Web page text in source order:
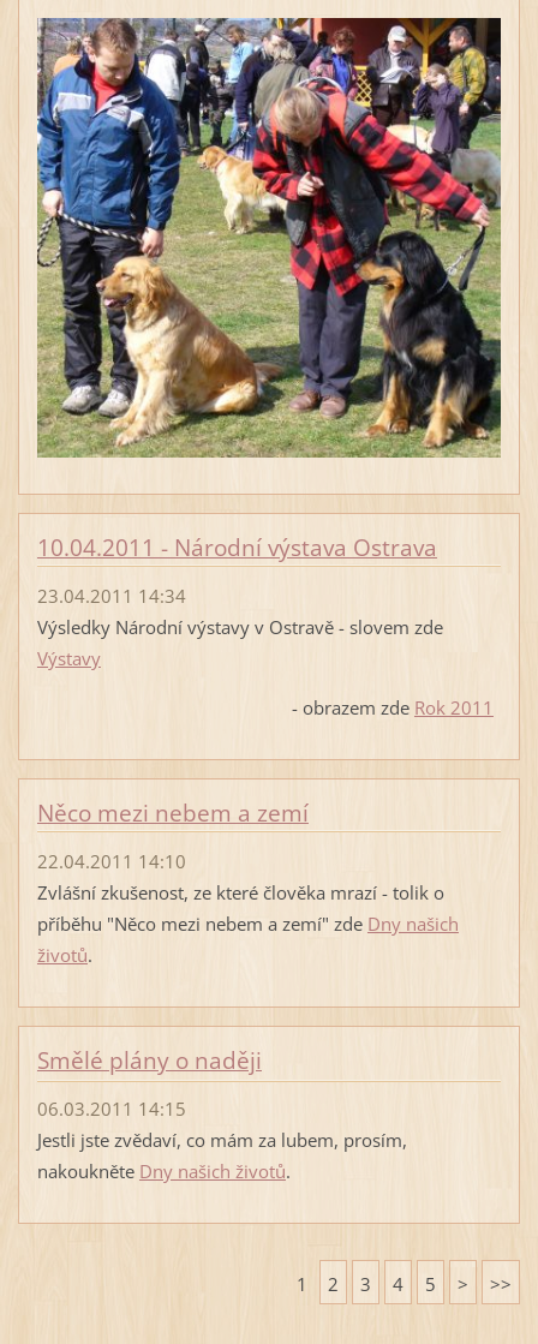
10.04.2011 - Národní výstava Ostrava
23.04.2011 14:34
Výsledky Národní výstavy v Ostravě - slovem zde
Výstavy
- obrazem zde Rok 2011
Něco mezi nebem a zemí
22.04.2011 14:10
Zvlášní zkušenost, ze které člověka mrazí - tolik o
příběhu "Něco mezi nebem a zemí" zde Dny našich
životů.
Smělé plány o naději
06.03.2011 14:15
Jestli jste zvědaví, co mám za lubem, prosím,
nakoukněte Dny našich životů.
1 2 3 4 5 > >>